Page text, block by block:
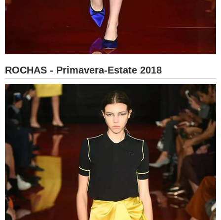
ROCHAS - Primavera-Estate 2018